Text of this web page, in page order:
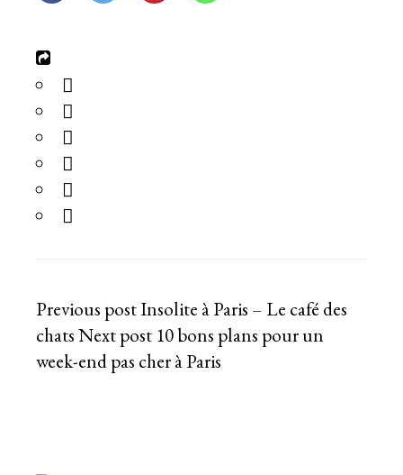
Previous postInsolite à Paris – Le café des
chatsNext post 10 bons plans pour un
week-end pas cher à Paris